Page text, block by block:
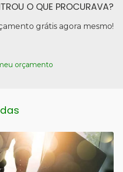
O QUE PROCURAVA?
grátis agora mesmo!
orçamento